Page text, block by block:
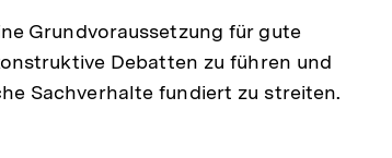
Grundvoraussetzung für gute
Debatten zu führen und
Sachverhalte fundiert zu streiten.